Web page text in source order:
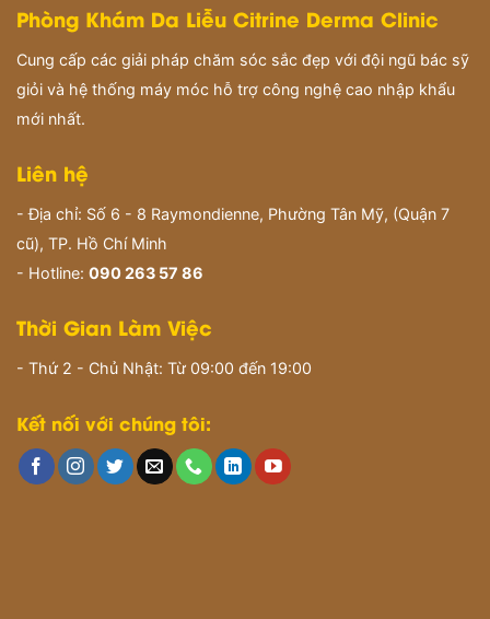
Phòng Khám Da Liễu Citrine Derma Clinic
Cung cấp các giải pháp chăm sóc sắc đẹp với đội ngũ bác sỹ
giỏi và hệ thống máy móc hỗ trợ công nghệ cao nhập khẩu
mới nhất.
Liên hệ
- Địa chỉ: Số 6 - 8 Raymondienne, Phường Tân Mỹ, (Quận 7
cũ), TP. Hồ Chí Minh
- Hotline: 090 263 57 86
Thời Gian Làm Việc
- Thứ 2 - Chủ Nhật: Từ 09:00 đến 19:00
Kết nối với chúng tôi: